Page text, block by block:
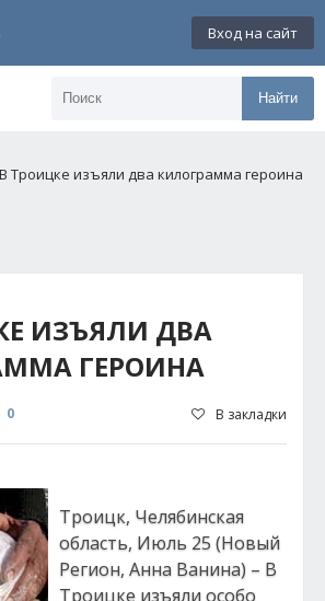
Вход на сайт
Найти
Троицке изъяли два килограмма героина
ИЗЪЯЛИ ДВА
ГЕРОИНА
0 В закладки
Троицк, Челябинская
область, Июль 25 (Новый
Регион, Анна Ванина) – В
Троицке изъяли особо